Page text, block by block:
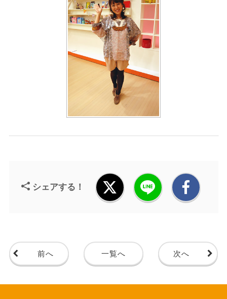
シェアする！
前へ 一覧へ 次へ